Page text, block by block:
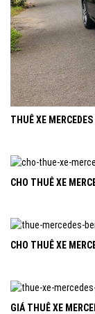
THUÊ XE
CHO THUÊ XE
CHO THUÊ XE
GIÁ THUÊ XE